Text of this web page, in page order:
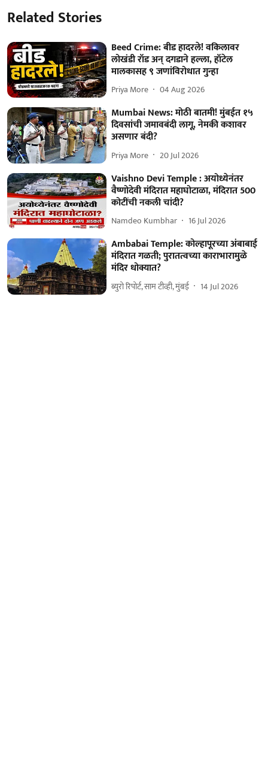
Related Stories
Beed Crime: बीड हादरले! वकिलावर
लोखंडी रॉड अन् दगडाने हल्ला, हॉटेल
मालकासह ९ जणांविरोधात गुन्हा
Priya More 04 Aug 2026
Mumbai News: मोठी बातमी! मुंबईत १५
दिवसांची जमावबंदी लागू, नेमकी कशावर
असणार बंदी?
Priya More 20 Jul 2026
Vaishno Devi Temple : अयोध्येनंतर
वैष्णोदेवी मंदिरात महाघोटाळा, मंदिरात 500
कोटींची नकली चांदी?
Namdeo Kumbhar 16 Jul 2026
Ambabai Temple: कोल्हापूरच्या अंबाबाई
मंदिरात गळती; पुरातत्वच्या काराभारामुळे
मंदिर धोक्यात?
ब्युरो रिपोर्ट, साम टीव्ही, मुंबई 14 Jul 2026